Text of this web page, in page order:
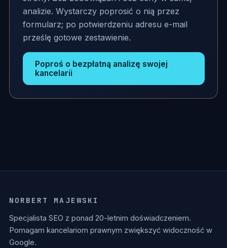
analizie. Wystarczy poprosić o nią przez
formularz; po potwierdzeniu adresu e-mail
prześlę gotowe zestawienie.
Poproś o bezpłatną analizę swojej
kancelarii
NORBERT MAJEWSKI
Specjalista SEO z ponad 20-letnim doświadczeniem.
Pomagam kancelariom prawnym zwiększyć widoczność w
Google.